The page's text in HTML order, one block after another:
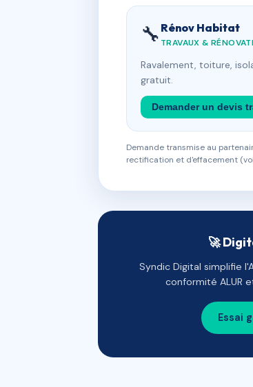
🔧 Rénov Habitat
TRAVAUX &
Ravalement, toiture,
gratuit.
Demander un devis
Demande transmise au
rectification et d'effacement
🚀
Syndic Digital simplifie
conformité ALUR
Essai